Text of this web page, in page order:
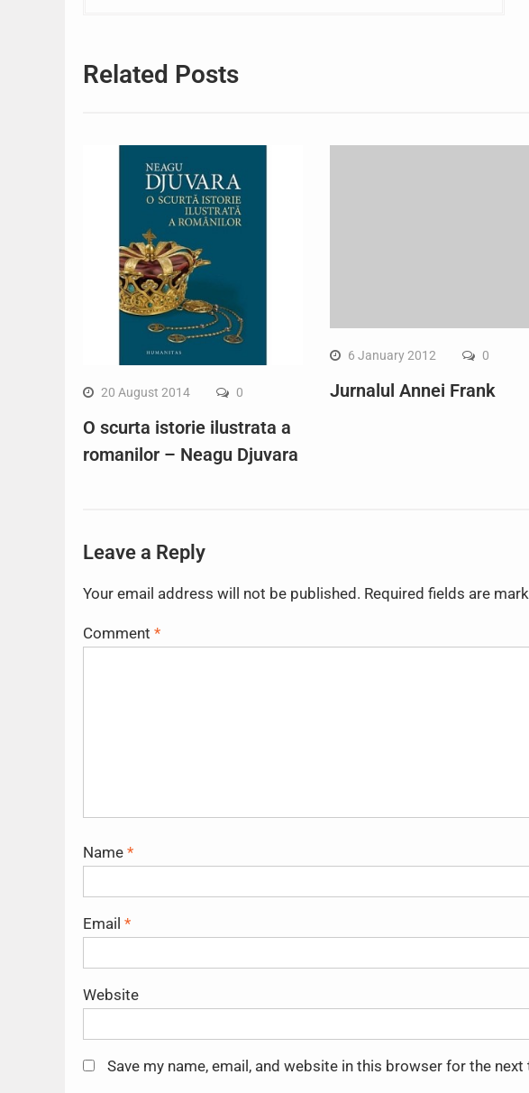
Related Posts
20 August 2014 0
O scurta istorie ilustrata a
romanilor – Neagu Djuvara
6 January 2012 0
Jurnalul Annei Frank
Leave a Reply
Your email address will not be published. Required fields are
Comment *
Name *
Email *
Website
Save my name, email, and website in this browser for the